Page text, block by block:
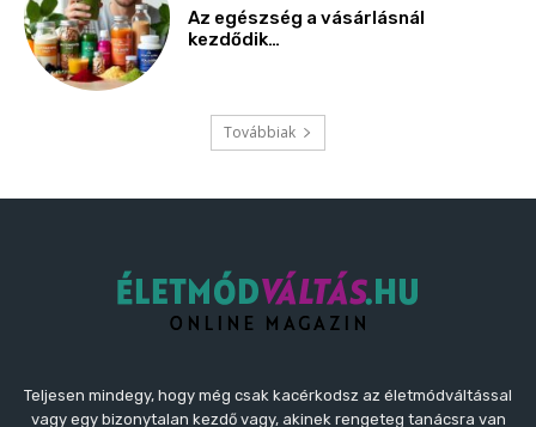
Teljesen mindegy, hogy még csak kacérkodsz az életmódváltással
vagy egy bizonytalan kezdő vagy, akinek rengeteg tanácsra van